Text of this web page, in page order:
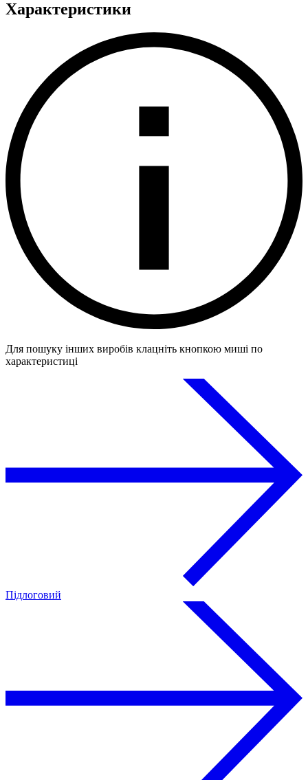
Характеристики
Для пошуку інших виробів клацніть кнопкою миші по
характеристиці
Підлоговий